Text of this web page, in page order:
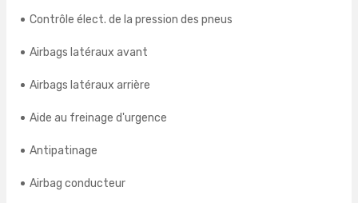
Contrôle élect. de la pression des pneus
Airbags latéraux avant
Airbags latéraux arrière
Aide au freinage d'urgence
Antipatinage
Airbag conducteur